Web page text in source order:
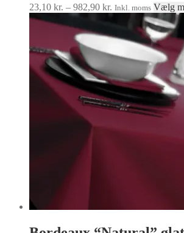
23,10 kr. – 982,90 kr. Prisinterval:
23,10 kr.
982,90 kr.
Inkl. moms Vælg